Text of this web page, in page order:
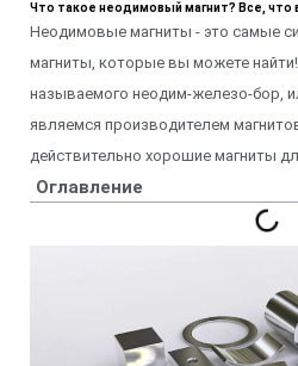
Что такое неодимовый магнит? Все, что
Неодимовые магниты - это самые
магниты, которые вы можете
называемого неодим-железо-бор,
являемся производителем
действительно хорошие магниты
Оглавление